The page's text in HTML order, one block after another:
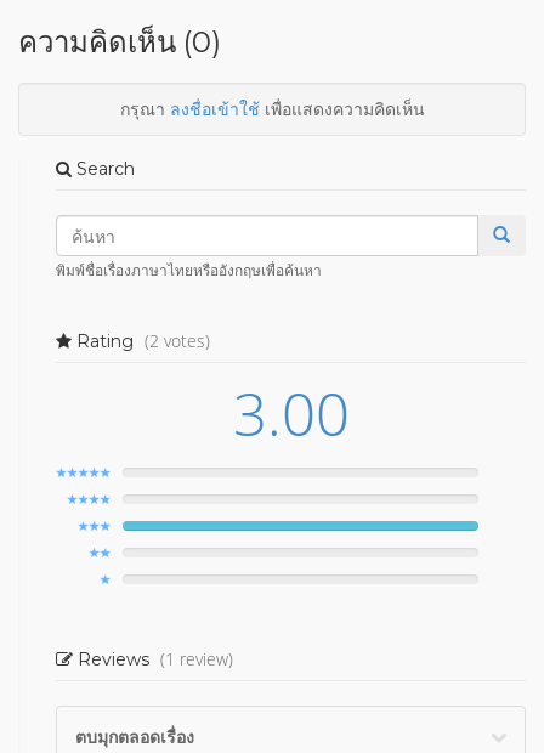
ความคิดเห็น (0)
กรุณา ลงชื่อเข้าใช้เพื่อแสดงความคิดเห็น
Search
พิมพ์ชื่อเรื่องภาษาไทยหรืออังกฤษเพื่อค้นหา
Rating (2 votes)
3.00
Reviews (1 review)
ตบมุกตลอดเรื่อง